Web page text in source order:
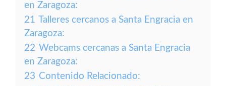
en Zaragoza:
21 Talleres cercanos a Santa Engracia en
Zaragoza:
22 Webcams cercanas a Santa Engracia
en Zaragoza:
23 Contenido Relacionado: